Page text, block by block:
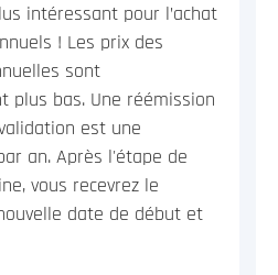
intéressant pour l’achat
! Les prix des
sont
plus bas. Une réémission
est une
an. Après l'étape de
vous recevrez le
date de début et